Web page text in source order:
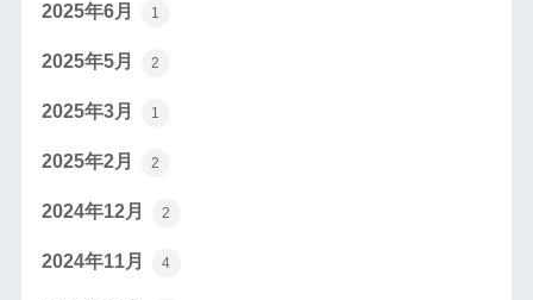
2025年6月 1
2025年5月 2
2025年3月 1
2025年2月 2
2024年12月 2
2024年11月 4